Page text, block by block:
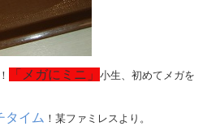
「メガにミニ」 小生、初めてメガを
タイム ！某ファミレスより。